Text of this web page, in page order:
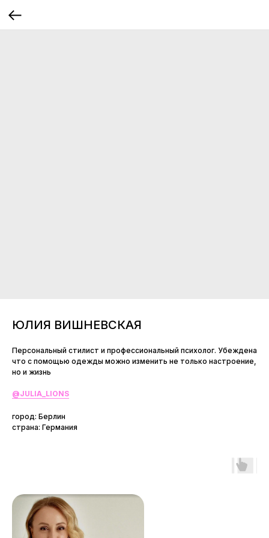
ЮЛИЯ ВИШНЕВСКАЯ
Персональный стилист и профессиональный психолог. Убеждена
что с помощью одежды можно изменить не только настроение,
но и жизнь
@JULIA_LIONS
город: Берлин
страна: Германия